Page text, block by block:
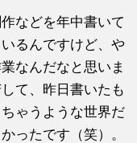
などを年中書いて
るんですけど、や
なんだなと思いま
て、昨日書いたも
ゃうような世界だ
ったです（笑）。